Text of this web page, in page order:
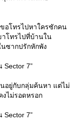
อโทรไปหาใครซักคน
าโทรไปที่บ้านใน
ซากปรักหักพัง
Sector 7”
อยู่กับกลุ่มค้นหา แต่ไม่
งไม่รอดหรอก
Sector 7”